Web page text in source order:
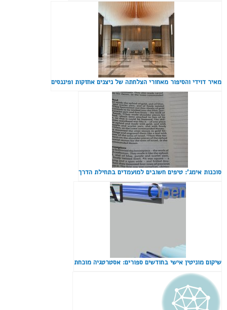
מאיר דוידי והסיפור מאחורי הצלחתה של ניצנים אחזקות ופיננסים
סוכנות אימג': טיפים חשובים למועמדים בתחילת הדרך
שיקום מוניטין אישי בחודשים ספורים: אסטרטגיה מוכחת